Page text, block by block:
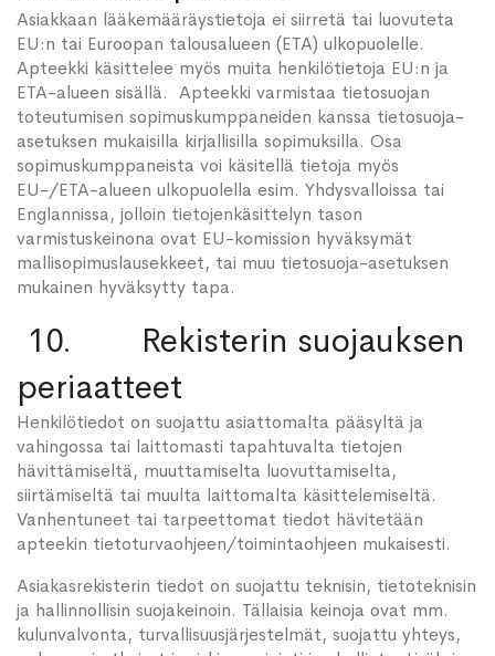
Asiakkaan lääkemääräystietoja ei siirretä tai luovuteta
EU:n tai Euroopan talousalueen (ETA) ulkopuolelle.
Apteekki käsittelee myös muita henkilötietoja EU:n ja
ETA-alueen sisällä. Apteekki varmistaa tietosuojan
toteutumisen sopimuskumppaneiden kanssa tietosuoja-
asetuksen mukaisilla kirjallisilla sopimuksilla. Osa
sopimuskumppaneista voi käsitellä tietoja myös
EU-/ETA-alueen ulkopuolella esim. Yhdysvalloissa tai
Englannissa, jolloin tietojenkäsittelyn tason
varmistuskeinona ovat EU-komission hyväksymät
mallisopimuslausekkeet, tai muu tietosuoja-asetuksen
mukainen hyväksytty tapa.
10. Rekisterin suojauksen
periaatteet
Henkilötiedot on suojattu asiattomalta pääsyltä ja
vahingossa tai laittomasti tapahtuvalta tietojen
hävittämiseltä, muuttamiselta luovuttamiselta,
siirtämiseltä tai muulta laittomalta käsittelemiseltä.
Vanhentuneet tai tarpeettomat tiedot hävitetään
apteekin tietoturvaohjeen/toimintaohjeen mukaisesti.
Asiakasrekisterin tiedot on suojattu teknisin, tietoteknisin
ja hallinnollisin suojakeinoin. Tällaisia keinoja ovat mm.
kulunvalvonta, turvallisuusjärjestelmät, suojattu yhteys,